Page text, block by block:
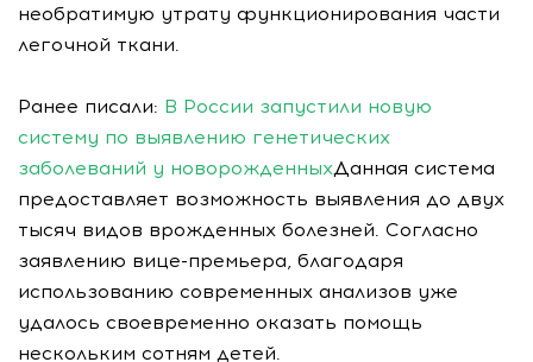
необратимую утрату функционирования части
легочной ткани.
Ранее писали: В России запустили новую
систему по выявлению генетических
заболеваний у новорожденныхДанная система
предоставляет возможность выявления до двух
тысяч видов врожденных болезней. Согласно
заявлению вице-премьера, благодаря
использованию современных анализов уже
удалось своевременно оказать помощь
нескольким сотням детей.